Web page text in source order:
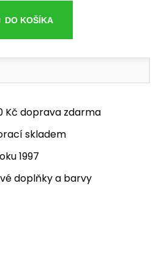
DO KOŠÍKA
Kč doprava zdarma
skladem
1997
doplňky a barvy